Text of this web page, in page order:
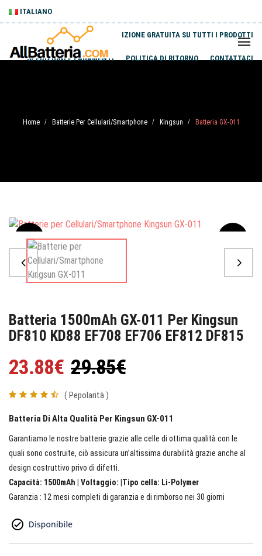
ITALIANO
SPEDIZIONE GRATUITA SU TUTTI I PRODOTTI
SPEDIZIONI E PAGAMENTI POLITICA DI RITORNO CONTATTACI
Home / Batterie Per Cellulari/Smartphone / Kingsun / Batteria GX-011
Sale
Batteria 1500mAh GX-011 Per Kingsun
DF810 KD88 EF708 EF706 EF812 DF815
23.88€ 29.85€
( Pepolarità )
Batteria Di Alta Qualità Per Kingsun GX-011
Garantiamo le nostre batterie grazie alle celle di ottima qualità con le
quali sono costruite, ciò assicura un’altissima durabilità grazie anche al
design costruttivo privo di difetti.
Capacità: 1500mAh | Voltaggio: |Tipo cella: Li-Polymer
Garanzia : 12 mesi completi di garanzia e di rimborso nei 30 giorni